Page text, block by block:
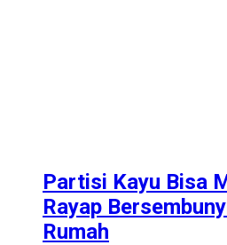
Partisi Kayu Bisa
Rayap
Rumah